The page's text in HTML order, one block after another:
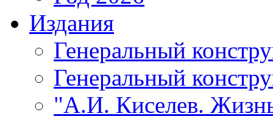
Издания
Генеральный
Генеральный
"А.И. Киселев.